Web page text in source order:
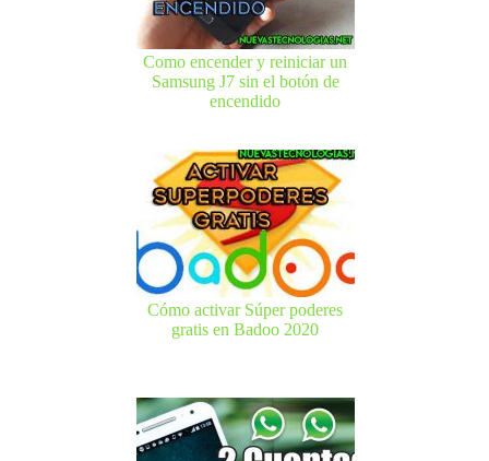
Como encender y reiniciar un
Samsung J7 sin el botón de
encendido
Cómo activar Súper poderes
gratis en Badoo 2020